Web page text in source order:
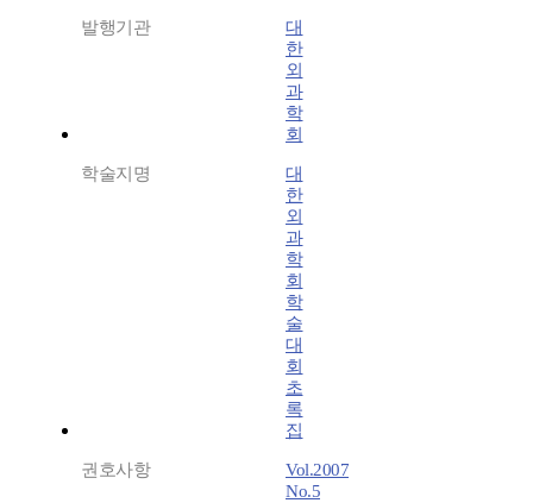
발행기관
대
한
외
과
학
회
학술지명
대
한
외
과
학
회
학
술
대
회
초
록
집
권호사항
Vol.2007
No.5